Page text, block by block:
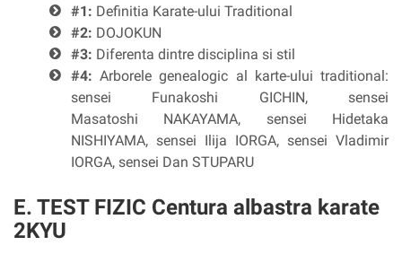
#1: Definitia Karate-ului Traditional
#2: DOJOKUN
#3: Diferenta dintre disciplina si stil
#4:Arborele genealogic al karte-ului traditional:
sensei Funakoshi GICHIN, sensei
Masatoshi NAKAYAMA, sensei Hidetaka
NISHIYAMA, sensei Ilija IORGA, sensei Vladimir
IORGA, sensei Dan STUPARU
E. TEST FIZIC Centura albastra karate
2KYU